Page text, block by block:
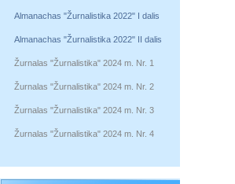
Almanachas "Žurnalistika 2022" I dalis
Almanachas "Žurnalistika 2022" II dalis
Žurnalas "Žurnalistika" 2024 m. Nr. 1
Žurnalas "Žurnalistika" 2024 m. Nr. 2
Žurnalas "Žurnalistika" 2024 m. Nr. 3
Žurnalas "Žurnalistika" 2024 m. Nr. 4